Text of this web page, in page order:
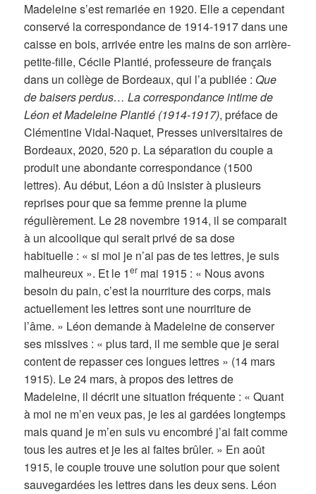
Madeleine s’est remariée en 1920. Elle a cependant
conservé la correspondance de 1914-1917 dans une
caisse en bois, arrivée entre les mains de son arrière-
petite-fille, Cécile Plantié, professeure de français
dans un collège de Bordeaux, qui l’a publiée : Que
de baisers perdus… La correspondance intime de
Léon et Madeleine Plantié (1914-1917), préface de
Clémentine Vidal-Naquet, Presses universitaires de
Bordeaux, 2020, 520 p. La séparation du couple a
produit une abondante correspondance (1500
lettres). Au début, Léon a dû insister à plusieurs
reprises pour que sa femme prenne la plume
régulièrement. Le 28 novembre 1914, il se comparait
à un alcoolique qui serait privé de sa dose
habituelle : « si moi je n’ai pas de tes lettres, je suis
malheureux ». Et le 1er mai 1915 : « Nous avons
besoin du pain, c’est la nourriture des corps, mais
actuellement les lettres sont une nourriture de
l’âme. » Léon demande à Madeleine de conserver
ses missives : « plus tard, il me semble que je serai
content de repasser ces longues lettres » (14 mars
1915). Le 24 mars, à propos des lettres de
Madeleine, il décrit une situation fréquente : « Quant
à moi ne m’en veux pas, je les ai gardées longtemps
mais quand je m’en suis vu encombré j’ai fait comme
tous les autres et je les ai faites brûler. » En août
1915, le couple trouve une solution pour que soient
sauvegardées les lettres dans les deux sens. Léon